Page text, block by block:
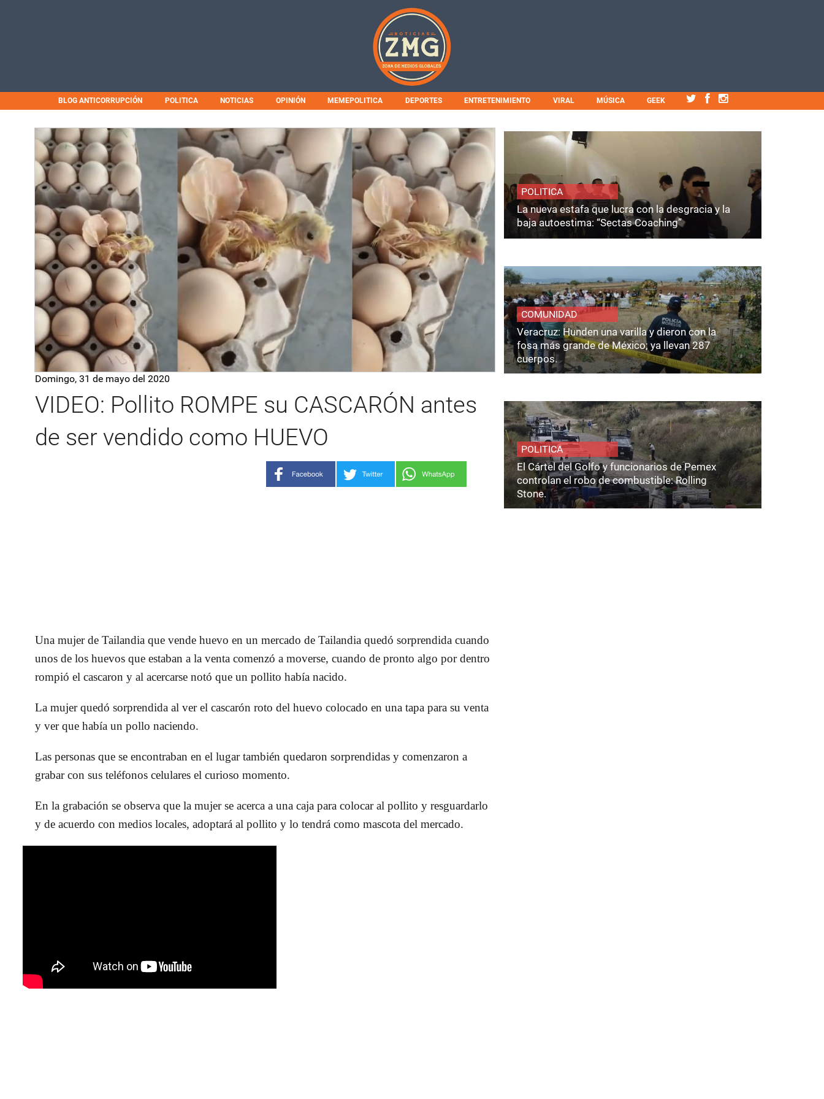
BLOG ANTICORRUPCIÓN POLITICA NOTICIAS OPINIÓN MEMEPOLITICA DEPORTES ENTRETENIMIENTO VIRAL MÚSICA GEEK
Domingo, 31 de mayo del 2020
VIDEO: Pollito ROMPE su CASCARÓN antes
de ser vendido como HUEVO
Una mujer de Tailandia que vendehuevo en un mercado de Tailandia quedó sorprendida cuando
unos de los huevos que estaban a la venta comenzó a moverse, cuando de pronto algo por dentro
rompió el cascaron y al acercarse notó que un pollito había nacido.
La mujer quedó sorprendida al ver el cascarón roto del huevo colocado en una tapa para su venta
y ver que había un pollo naciendo.
Las personas que se encontraban en el lugar también quedaron sorprendidas y comenzaron a
grabar con sus teléfonos celulares el curioso momento.
En la grabación se observa que la mujer se acerca a una caja para colocar al pollito y resguardarlo
y de acuerdo con medios locales, adoptará al pollito y lo tendrá como mascota del mercado.
POLITICA
La nueva estafa que lucra con la desgracia y la
baja autoestima: “Sectas Coaching”
COMUNIDAD
Veracruz: Hunden una varilla y dieron con la
fosa más grande de México; ya llevan 287
cuerpos.
POLITICA
El Cártel del Golfo y funcionarios de Pemex
controlan el robo de combustible: Rolling
Stone.